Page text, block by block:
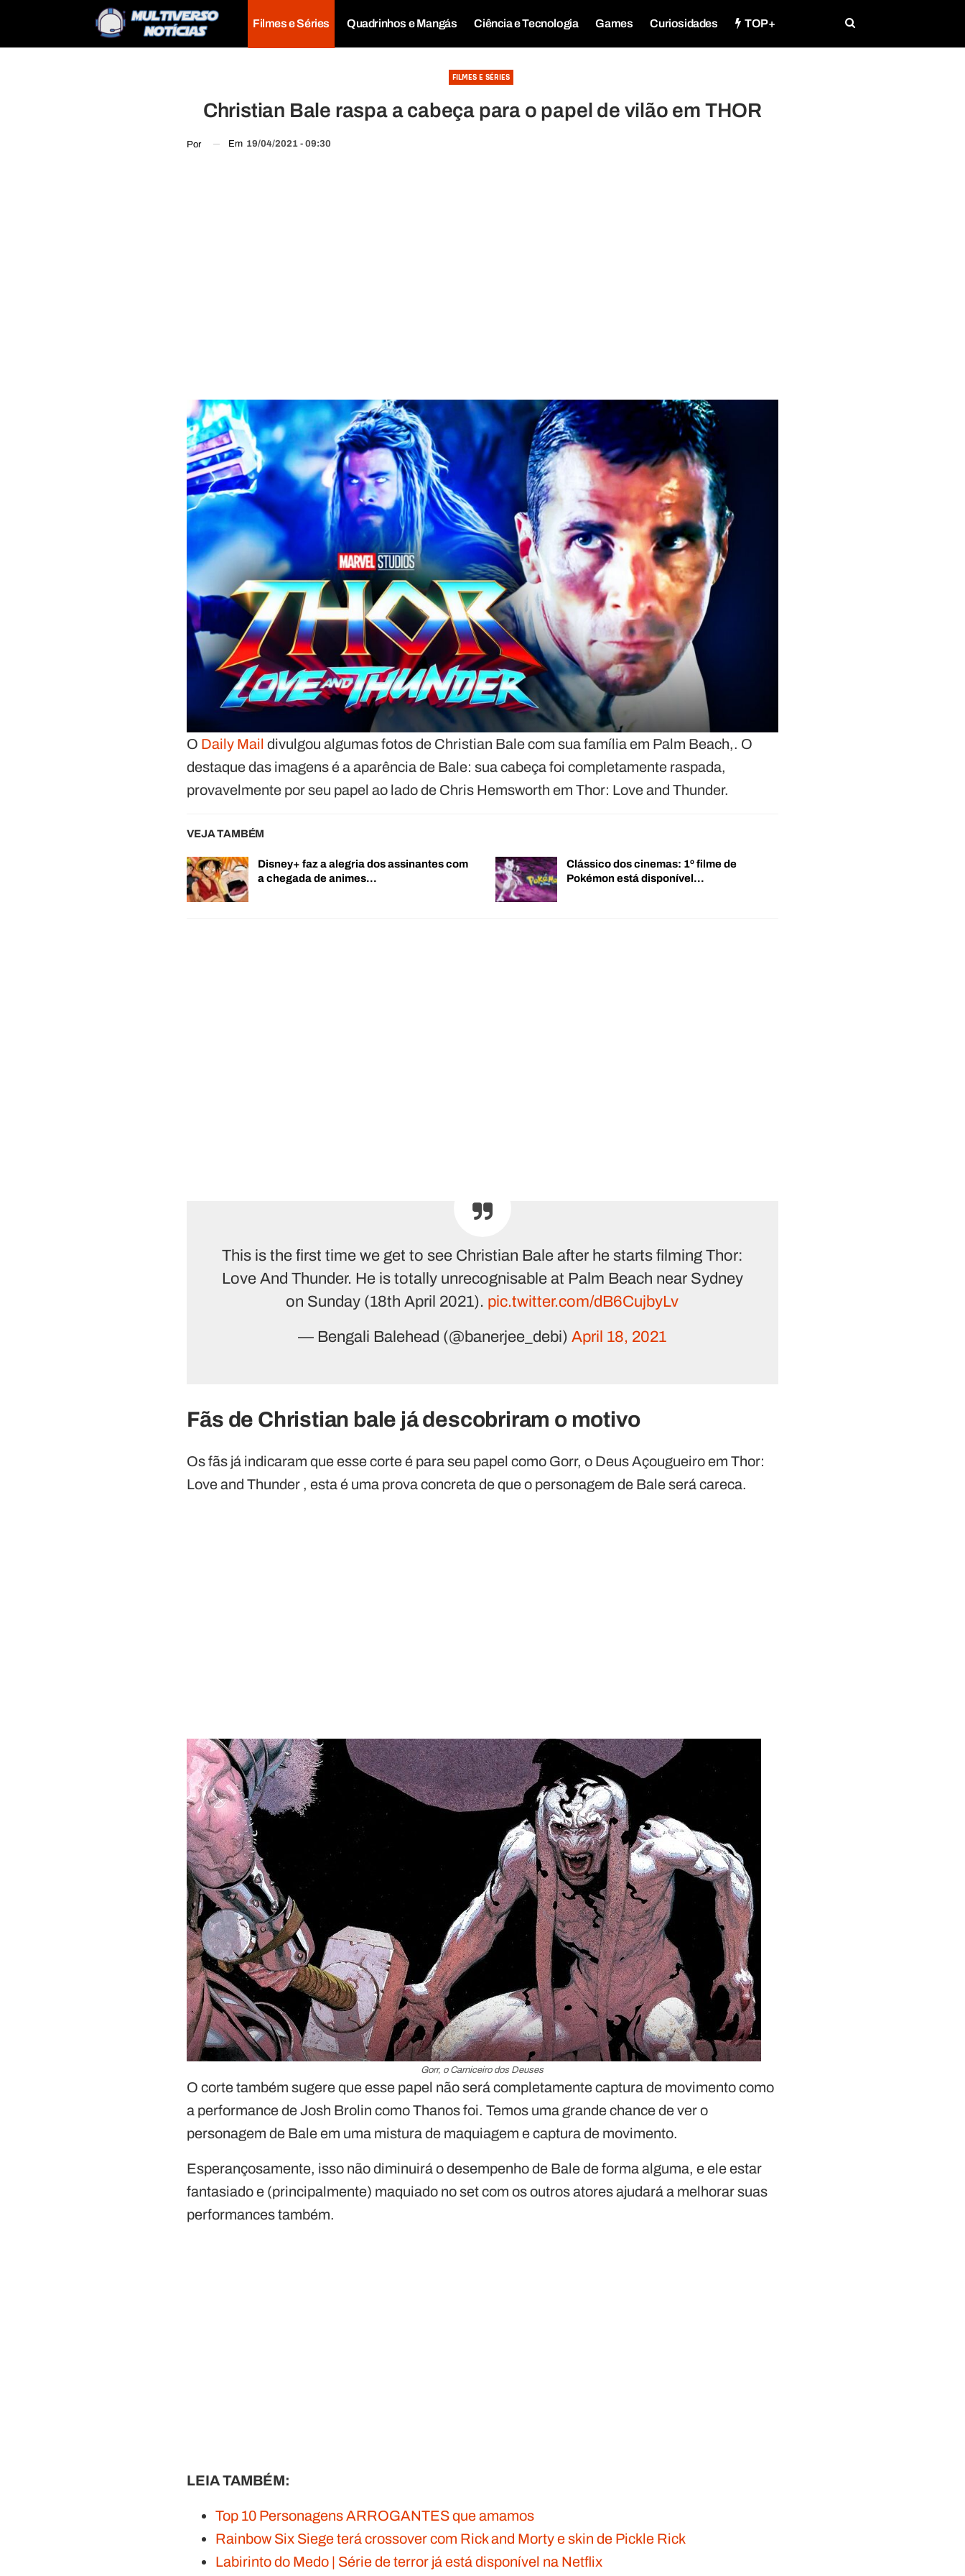
Filmes e Séries Quadrinhos e Mangás Ciência e Tecnologia Games Curiosidades TOP+
FILMES E SÉRIES
Christian Bale raspa a cabeça para o papel de vilão em THOR
Por Em 19/04/2021 - 09:30
O Daily Mail divulgou algumas fotos de Christian Bale com sua família em Palm Beach,. O
destaque das imagens é a aparência de Bale: sua cabeça foi completamente raspada,
provavelmente por seu papel ao lado de Chris Hemsworth em Thor: Love and Thunder.
VEJA TAMBÉM
Disney+ faz a alegria dos assinantes com
a chegada de animes…
Clássico dos cinemas: 1º filme de
Pokémon está disponível…
This is the first time we get to see Christian Bale after he starts filming Thor:
Love And Thunder. He is totally unrecognisable at Palm Beach near Sydney
on Sunday (18th April 2021). pic.twitter.com/dB6CujbyLv
— Bengali Balehead (@banerjee_debi)April 18, 2021
Fãs de Christian bale já descobriram o motivo
Os fãs já indicaram que esse corte é para seu papel como Gorr, o Deus Açougueiro em Thor:
Love and Thunder , esta é uma prova concreta de que o personagem de Bale será careca.
Gorr, o Carniceiro dos Deuses
O corte também sugere que esse papel não será completamente captura de movimento como
a performance de Josh Brolin como Thanos foi. Temos uma grande chance de ver o
personagem de Bale em uma mistura de maquiagem e captura de movimento.
Esperançosamente, isso não diminuirá o desempenho de Bale de forma alguma, e ele estar
fantasiado e (principalmente) maquiado no set com os outros atores ajudará a melhorar suas
performances também.
LEIA TAMBÉM:
Top 10 Personagens ARROGANTES que amamos
Rainbow Six Siege terá crossover com Rick and Morty e skin de Pickle Rick
Labirinto do Medo | Série de terror já está disponível na Netflix